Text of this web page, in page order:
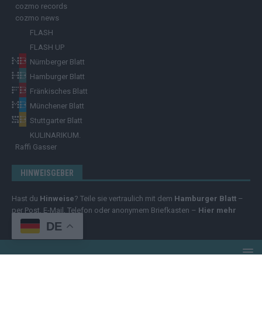
cozmo records
cozmo news
FLASH
FLASH UP
Nürnberger Blatt
Hamburger Blatt
Fränkisches Blatt
Münchener Blatt
Stuttgarter Blatt
KULINARIKUM.
Raffi Gasser
HINWEISGEBER
Hast du Hinweise? Teile sie vertraulich mit dem Hamburger Blatt –
per Post, E-Mail, Telefon oder anonymem Briefkasten – Hier mehr
erfahren
DE